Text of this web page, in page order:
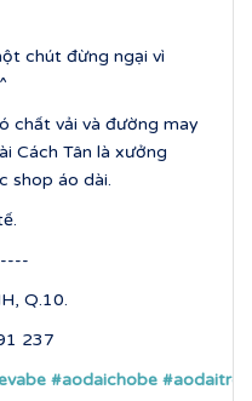
chút đừng ngại vì
chất vải và đường may
Cách Tân là xưởng
shop áo dài.
Q.10.
237
#aodaichobe